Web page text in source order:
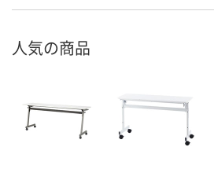
人気の商品